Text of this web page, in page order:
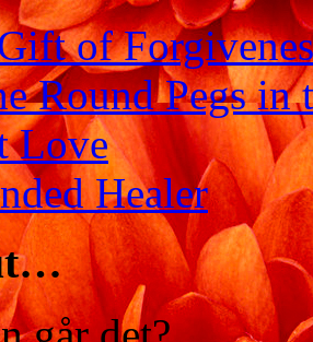
of
Round Pegs in
Love
Healer